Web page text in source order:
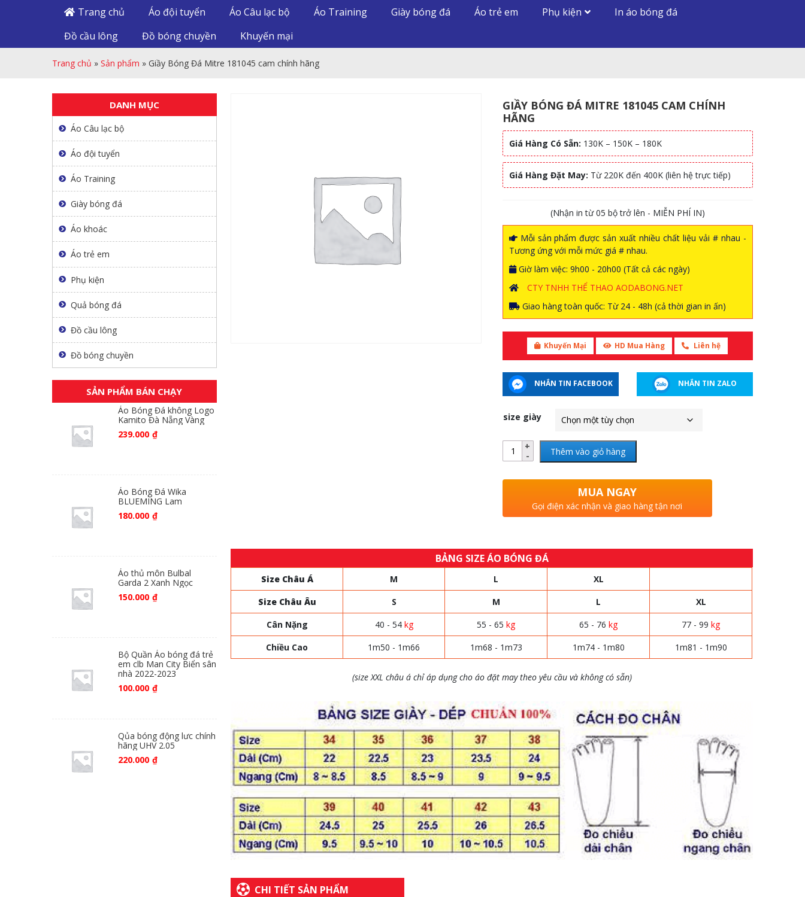
Trang chủ Áo đội tuyển Áo Câu lạc bộ Áo Training Giày bóng đá Áo trẻ em Phụ kiện
In áo bóng đá
Đồ cầu lông
Đồ bóng chuyền Khuyến mại
Trang chủ » Sản phẩm » Giầy Bóng Đá Mitre 181045 cam chính hãng
GIẦY BÓNG ĐÁ MITRE 181045 CAM CHÍNH
HÃNG
Giá Hàng Có Sẵn: 130K – 150K – 180K
Giá Hàng Đặt May: Từ 220K đến 400K (liên hệ trực tiếp)
(Nhận in từ 05 bộ trở lên - MIỄN PHÍ IN)
Mỗi sản phẩm được sản xuất nhiều chất liệu vải # nhau -
Tương ứng với mỗi mức giá # nhau.
Giờ làm việc: 9h00 - 20h00 (Tất cả các ngày)
CTY TNHH THỂ THAO AODABONG.NET
Giao hàng toàn quốc: Từ 24 - 48h (cả thời gian in ấn)
Khuyến Mại HD Mua Hàng Liên hệ
NHẮN TIN FACEBOOK NHẮN TIN ZALO
size giày
Thêm vào giỏ hàng
MUA NGAY
Gọi điện xác nhận và giao hàng tận nơi
BẢNG SIZE ÁO BÓNG ĐÁ
Size Châu Á M L
XL
Size Châu Âu
S M L
XL
Cân Nặng
40 - 54 kg 55 - 65kg 65 - 76kg 77 - 99kg
Chiều Cao
1m50 - 1m66 1m68 - 1m73 1m74 - 1m80 1m81 - 1m90
(size XXL châu á chỉ áp dụng cho áo đặt may theo yêu cầu và không có sẵn)
CHI TIẾT SẢN PHẨM
DANH MỤC
Áo Câu lạc bộ
Áo đội tuyển
Áo Training
Giày bóng đá
Áo khoác
Áo trẻ em
Phụ kiện
Quả bóng đá
Đồ cầu lông
Đồ bóng chuyền
SẢN PHẨM BÁN CHẠY
Áo Bóng Đá không Logo
Kamito Đà Nẵng Vàng
239.000 ₫
Áo Bóng Đá Wika
BLUEMING Lam
180.000 ₫
Áo thủ môn Bulbal
Garda 2 Xanh Ngọc
150.000 ₫
Bộ Quần Áo bóng đá trẻ
em clb Man City Biển sân
nhà 2022-2023
100.000 ₫
Qủa bóng động lưc chính
hãng UHV 2.05
220.000 ₫